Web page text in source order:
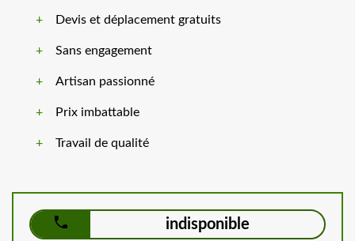
Devis et déplacement gratuits
Sans engagement
Artisan passionné
Prix imbattable
Travail de qualité
indisponible